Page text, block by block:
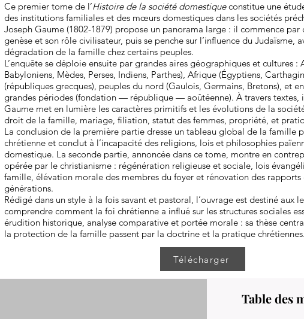
Ce premier tome de l’Histoire de la société domestiqueconstitue une
des institutions familiales et des mœurs domestiques dans les sociétés
Joseph Gaume (1802-1879) propose un panorama large : il commence par
genèse et son rôle civilisateur, puis se penche sur l’influence du Judaïsme,
dégradation de la famille chez certains peuples.
L’enquête se déploie ensuite par grandes aires géographiques et cultures :
Babyloniens, Mèdes, Perses, Indiens, Parthes), Afrique (Égyptiens,
(républiques grecques), peuples du nord (Gaulois, Germains, Bretons), et
grandes périodes (fondation — république — aoûtéenne). À travers textes,
Gaume met en lumière les caractères primitifs et les évolutions de la
droit de la famille, mariage, filiation, statut des femmes, propriété, et
La conclusion de la première partie dresse un tableau global de la famille
chrétienne et conclut à l’incapacité des religions, lois et philosophies
domestique. La seconde partie, annoncée dans ce tome, montre en
opérée par le christianisme : régénération religieuse et sociale, lois
famille, élévation morale des membres du foyer et rénovation des rapports
générations.
Rédigé dans un style à la fois savant et pastoral, l’ouvrage est destiné aux
comprendre comment la foi chrétienne a influé sur les structures sociales
érudition historique, analyse comparative et portée morale : sa thèse
la protection de la famille passent par la doctrine et la pratique chrétiennes.
Télécharger
Table des